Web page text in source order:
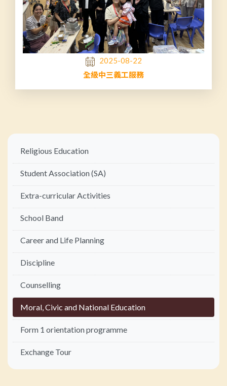
2025-08-22
全級中三義工服務
Main
navigation
Religious Education
Student Association (SA)
Extra-curricular Activities
School Band
Career and Life Planning
Discipline
Counselling
Moral, Civic and National Education
Form 1 orientation programme
Exchange Tour